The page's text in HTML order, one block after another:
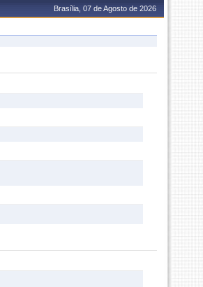
Brasília, 07 de Agosto de 2026